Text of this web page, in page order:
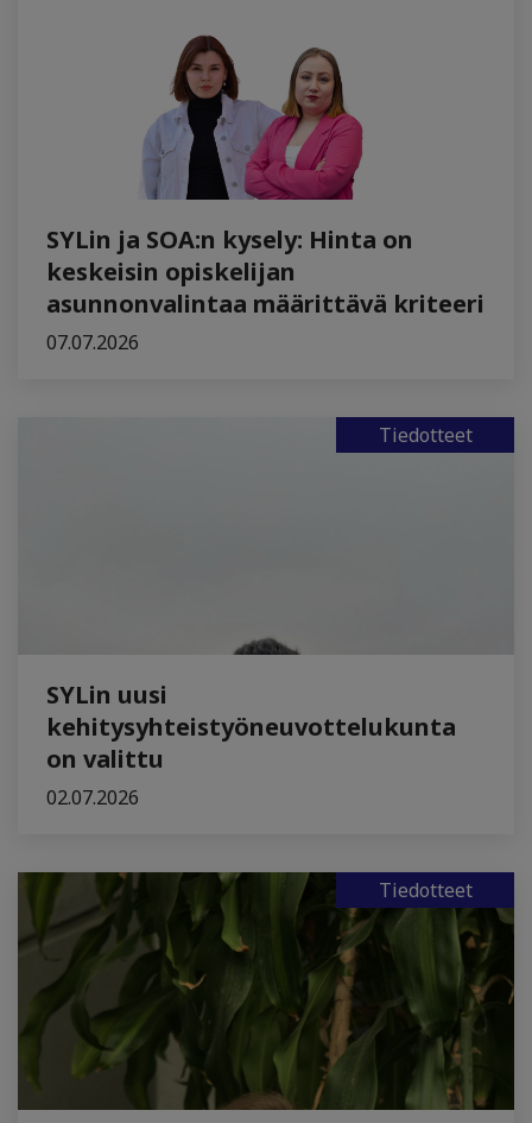
SYLin ja SOA:n kysely: Hinta on
keskeisin opiskelijan
asunnonvalintaa määrittävä kriteeri
07.07.2026
Tiedotteet
SYLin uusi
kehitysyhteistyöneuvottelukunta
on valittu
02.07.2026
Tiedotteet